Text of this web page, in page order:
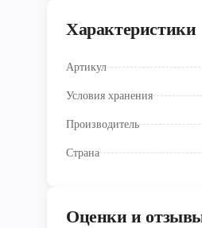
Характеристики
Артикул
Условия хранения
Производитель
Страна
Оценки и